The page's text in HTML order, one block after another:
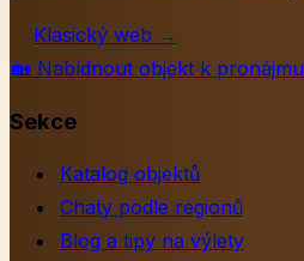
Klasický web →
🏡 Nabídnout objekt k pronájmu
Sekce
Katalog objektů
Chaty podle regionů
Blog a tipy na výlety